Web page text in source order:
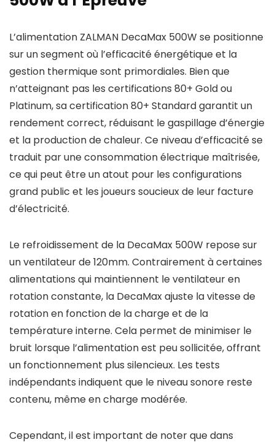
L’alimentation ZALMAN DecaMax 500W se positionne
sur un segment où l’efficacité énergétique et la
gestion thermique sont primordiales. Bien que
n’atteignant pas les certifications 80+ Gold ou
Platinum, sa certification 80+ Standard garantit un
rendement correct, réduisant le gaspillage d’énergie
et la production de chaleur. Ce niveau d’efficacité se
traduit par une consommation électrique maîtrisée,
ce qui peut être un atout pour les configurations
grand public et les joueurs soucieux de leur facture
d’électricité.
Le refroidissement de la DecaMax 500W repose sur
un ventilateur de 120mm. Contrairement à certaines
alimentations qui maintiennent le ventilateur en
rotation constante, la DecaMax ajuste la vitesse de
rotation en fonction de la charge et de la
température interne. Cela permet de minimiser le
bruit lorsque l’alimentation est peu sollicitée, offrant
un fonctionnement plus silencieux. Les tests
indépendants indiquent que le niveau sonore reste
contenu, même en charge modérée.
Cependant, il est important de noter que dans